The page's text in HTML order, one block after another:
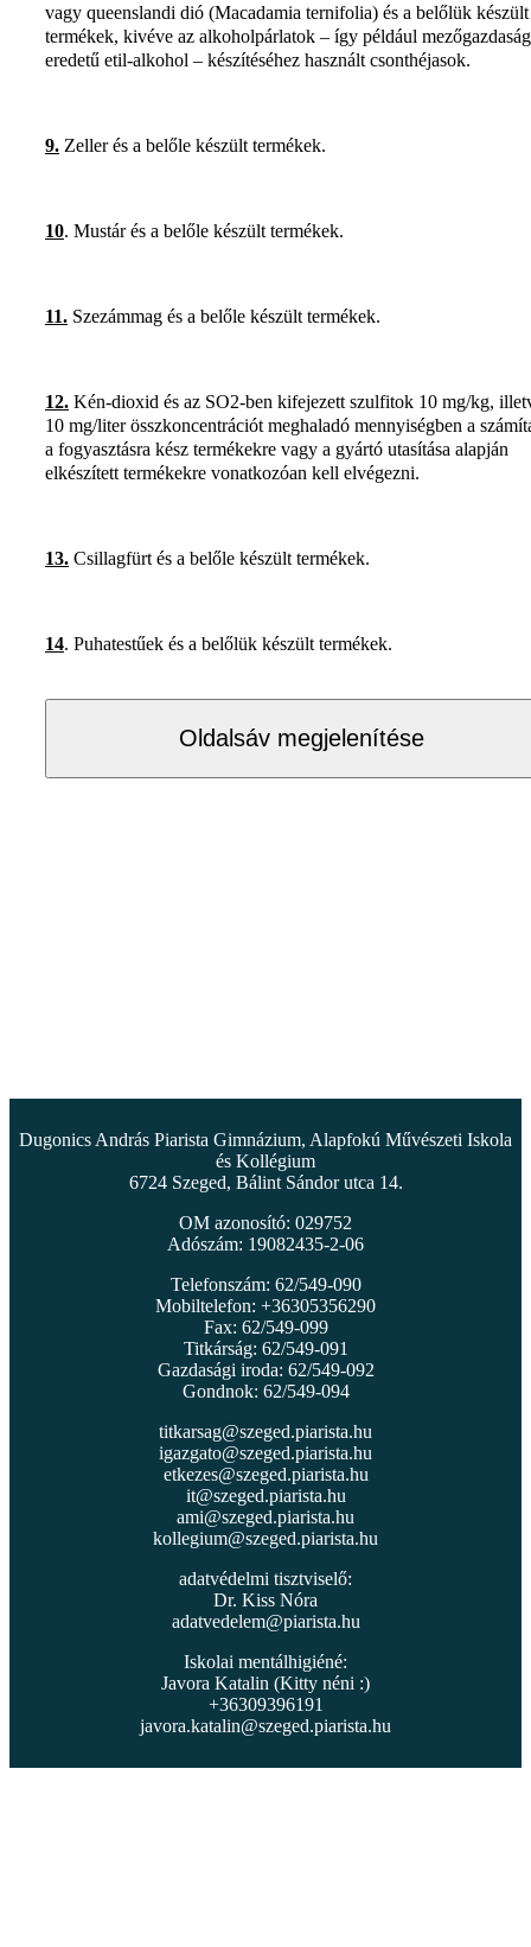
vagy queenslandi dió (Macadamia ternifolia) és a belőlük készült
termékek, kivéve az alkoholpárlatok – így például
eredetű etil-alkohol – készítéséhez használt csonthéjasok.
9. Zeller és a belőle készült termékek.
10. Mustár és a belőle készült termékek.
11. Szezámmag és a belőle készült termékek.
12. Kén-dioxid és az SO2-ben kifejezett szulfitok 10 mg/kg,
10 mg/liter összkoncentrációt meghaladó mennyiségben a
a fogyasztásra kész termékekre vagy a gyártó utasítása alapján
elkészített termékekre vonatkozóan kell elvégezni.
13. Csillagfürt és a belőle készült termékek.
14. Puhatestűek és a belőlük készült termékek.
Oldalsáv megjelenítése
Dugonics András Piarista Gimnázium, Alapfokú Művészeti Iskola
és Kollégium
6724 Szeged, Bálint Sándor utca 14.
OM azonosító: 029752
Adószám: 19082435-2-06
Telefonszám: 62/549-090
Mobiltelefon: +36305356290
Fax: 62/549-099
Titkárság: 62/549-091
Gazdasági iroda: 62/549-092
Gondnok: 62/549-094
titkarsag@szeged.piarista.hu
igazgato@szeged.piarista.hu
etkezes@szeged.piarista.hu
it@szeged.piarista.hu
ami@szeged.piarista.hu
kollegium@szeged.piarista.hu
adatvédelmi tisztviselő:
Dr. Kiss Nóra
adatvedelem@piarista.hu
Iskolai mentálhigiéné:
Javora Katalin (Kitty néni :)
+36309396191
javora.katalin@szeged.piarista.hu